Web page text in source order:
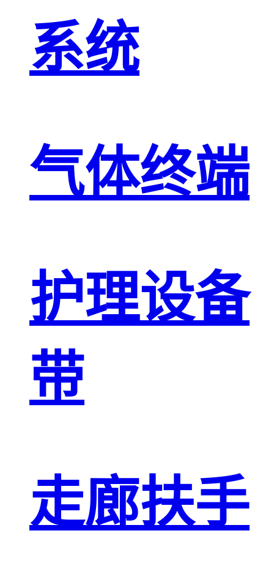
系统
气体终端
护理设备
带
走廊扶手